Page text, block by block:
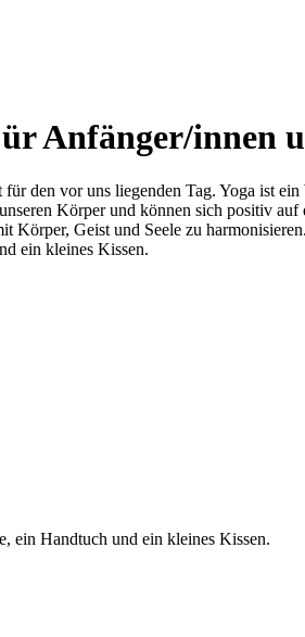
Anfänger/innen
den vor uns liegenden Tag. Yoga ist
Körper und können sich positiv
Körper, Geist und Seele zu harmonisieren.
ein kleines Kissen.
ein Handtuch und ein kleines Kissen.